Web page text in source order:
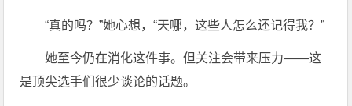
“真的吗？”她心想，“天哪，这些人怎么还记得我？”
她至今仍在消化这件事。但关注会带来压力——这
是顶尖选手们很少谈论的话题。